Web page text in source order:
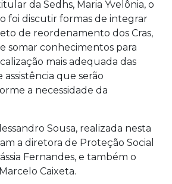
da Sedhs, Maria Yvelônia, o
foi discutir formas de integrar
de reordenamento dos Cras,
somar conhecimentos para
mais adequada das
que serão
a necessidade da
Sousa, realizada nesta
a diretora de Proteção Social
Fernandes, e também o
Caixeta.